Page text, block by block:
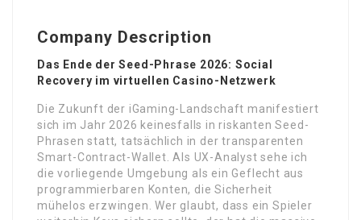
Company Description
Das Ende der Seed-Phrase 2026: Social
Recovery im virtuellen Casino-Netzwerk
Die Zukunft der iGaming-Landschaft manifestiert
sich im Jahr 2026 keinesfalls in riskanten Seed-
Phrasen statt, tatsächlich in der transparenten
Smart-Contract-Wallet. Als UX-Analyst sehe ich
die vorliegende Umgebung als ein Geflecht aus
programmierbaren Konten, die Sicherheit
mühelos erzwingen. Wer glaubt, dass ein Spieler